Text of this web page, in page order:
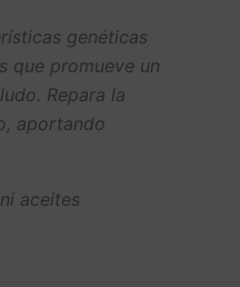
genéticas
que promueve un
Repara la
aportando
aceites